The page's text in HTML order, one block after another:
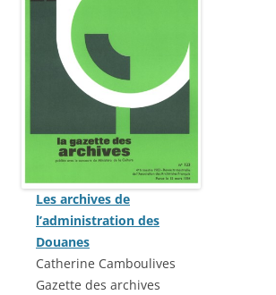
Les archives de
l’administration des
Douanes
Catherine Camboulives
Gazette des archives